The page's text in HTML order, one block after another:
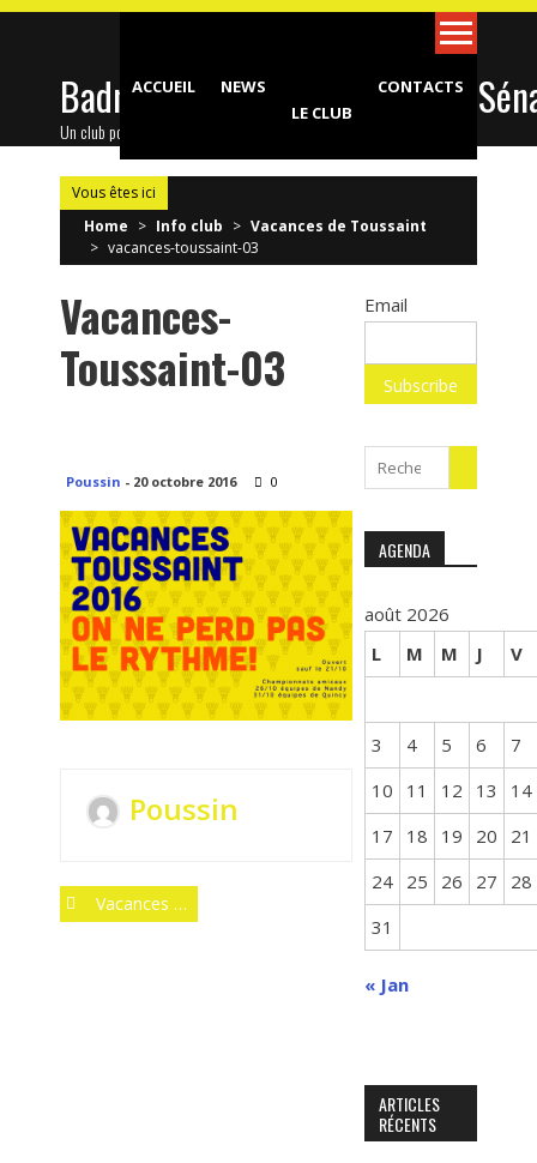
Skip
contentBadminton Club d'Epinay-sous-
Un club pour toute la famille !
ACCUEIL
NEWS
LE CLUB
CONTACTS
Vous êtes ici
Home > Info club > Vacances de Toussaint
> vacances-toussaint-03
Vacances-
Toussaint-03
Poussin - 20 octobre 2016 0
Poussin
PostVacances De Toussaint
Email
for:
AGENDA
août 2026
L
M M J V
3 4 5 6
7
10
11 12 13
14
17
18 19 20
21
24 25 26 27
28
31
« Jan
ARTICLES
RÉCENTS